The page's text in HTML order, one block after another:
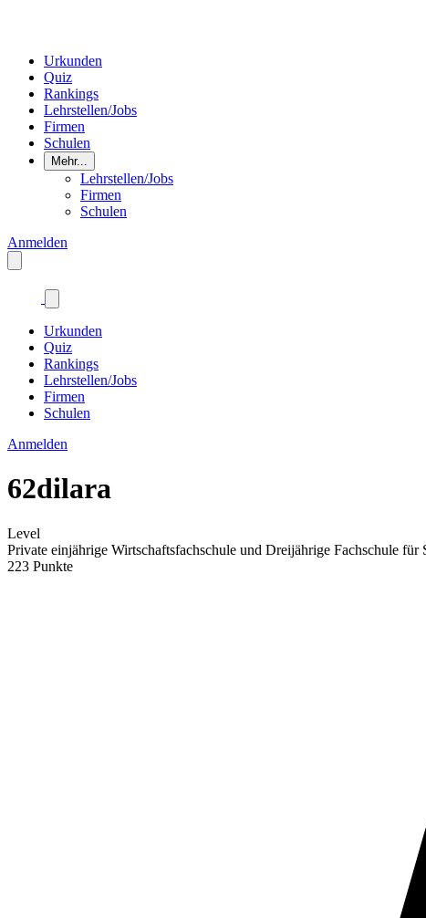
Urkunden
Quiz
Rankings
Lehrstellen/Jobs
Firmen
Schulen
Mehr...
Lehrstellen/Jobs
Firmen
Schulen
Anmelden
Urkunden
Quiz
Rankings
Lehrstellen/Jobs
Firmen
Schulen
Anmelden
62dilara
Level
Private einjährige Wirtschaftsfachschule und Dreijährige Fachschule für
223 Punkte